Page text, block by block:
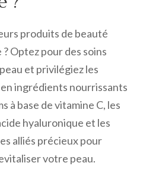
produits de beauté
Optez pour des soins
et privilégiez les
ingrédients nourrissants
à base de vitamine C, les
hyaluronique et les
alliés précieux pour
votre peau.